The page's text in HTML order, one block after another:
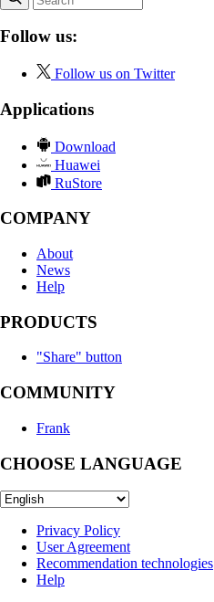
Follow us:
Follow us on Twitter
Applications
Download
Huawei
RuStore
COMPANY
About
News
Help
PRODUCTS
"Share" button
COMMUNITY
Frank
CHOOSE LANGUAGE
Privacy Policy
User Agreement
Recommendation technologies
Help